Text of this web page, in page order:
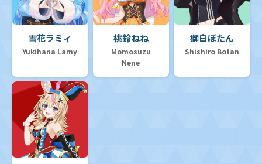
雪花ラミィ
Yukihana Lamy
桃鈴ねね
Momosuzu
Nene
獅白ぼたん
Shishiro Botan